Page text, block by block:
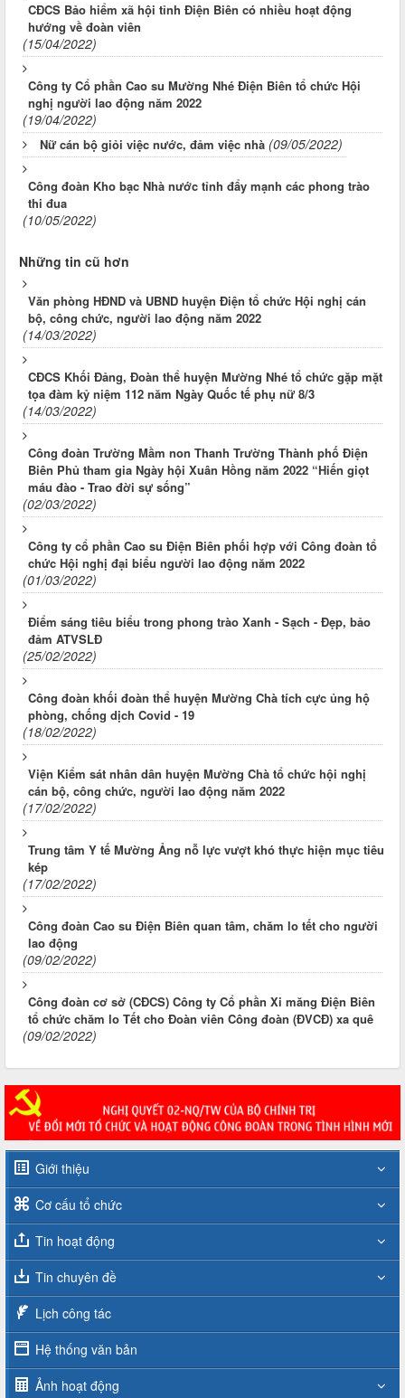
CĐCS Bảo hiểm xã hội tỉnh Điện Biên có nhiều hoạt động
hướng về đoàn viên
(15/04/2022)
Công ty Cổ phần Cao su Mường Nhé Điện Biên tổ chức Hội
nghị người lao động năm 2022
(19/04/2022)
Nữ cán bộ giỏi việc nước, đảm việc nhà (09/05/2022)
Công đoàn Kho bạc Nhà nước tỉnh đẩy mạnh các phong trào
thi đua
(10/05/2022)
Những tin cũ hơn
Văn phòng HĐND và UBND huyện Điện tổ chức Hội nghị cán
bộ, công chức, người lao động năm 2022
(14/03/2022)
CĐCS Khối Đảng, Đoàn thể huyện Mường Nhé tổ chức gặp mặt
tọa đàm kỷ niệm 112 năm Ngày Quốc tế phụ nữ 8/3
(14/03/2022)
Công đoàn Trường Mầm non Thanh Trường Thành phố Điện
Biên Phủ tham gia Ngày hội Xuân Hồng năm 2022 “Hiến giọt
máu đào - Trao đời sự sống”
(02/03/2022)
Công ty cổ phần Cao su Điện Biên phối hợp với Công đoàn tổ
chức Hội nghị đại biểu người lao động năm 2022
(01/03/2022)
Điểm sáng tiêu biểu trong phong trào Xanh - Sạch - Đẹp, bảo
đảm ATVSLĐ
(25/02/2022)
Công đoàn khối đoàn thể huyện Mường Chà tích cực ủng hộ
phòng, chống dịch Covid - 19
(18/02/2022)
Viện Kiểm sát nhân dân huyện Mường Chà tổ chức hội nghị
cán bộ, công chức, người lao động năm 2022
(17/02/2022)
Trung tâm Y tế Mường Ảng nỗ lực vượt khó thực hiện mục tiêu
kép
(17/02/2022)
Công đoàn Cao su Điện Biên quan tâm, chăm lo tết cho người
lao động
(09/02/2022)
Công đoàn cơ sở (CĐCS) Công ty Cổ phần Xi măng Điện Biên
tổ chức chăm lo Tết cho Đoàn viên Công đoàn (ĐVCĐ) xa quê
(09/02/2022)
Giới thiệu
Cơ cấu tổ chức
Tin hoạt động
Tin chuyên đề
Lịch công tác
Hệ thống văn bản
Ảnh hoạt động